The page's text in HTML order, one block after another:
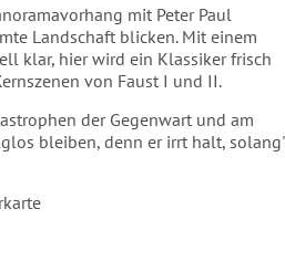
mit Peter Paul
Landschaft blicken. Mit einem
klar, hier wird ein Klassiker frisch
von Faust I und II.
der Gegenwart und am
bleiben, denn er irrt halt, solang'